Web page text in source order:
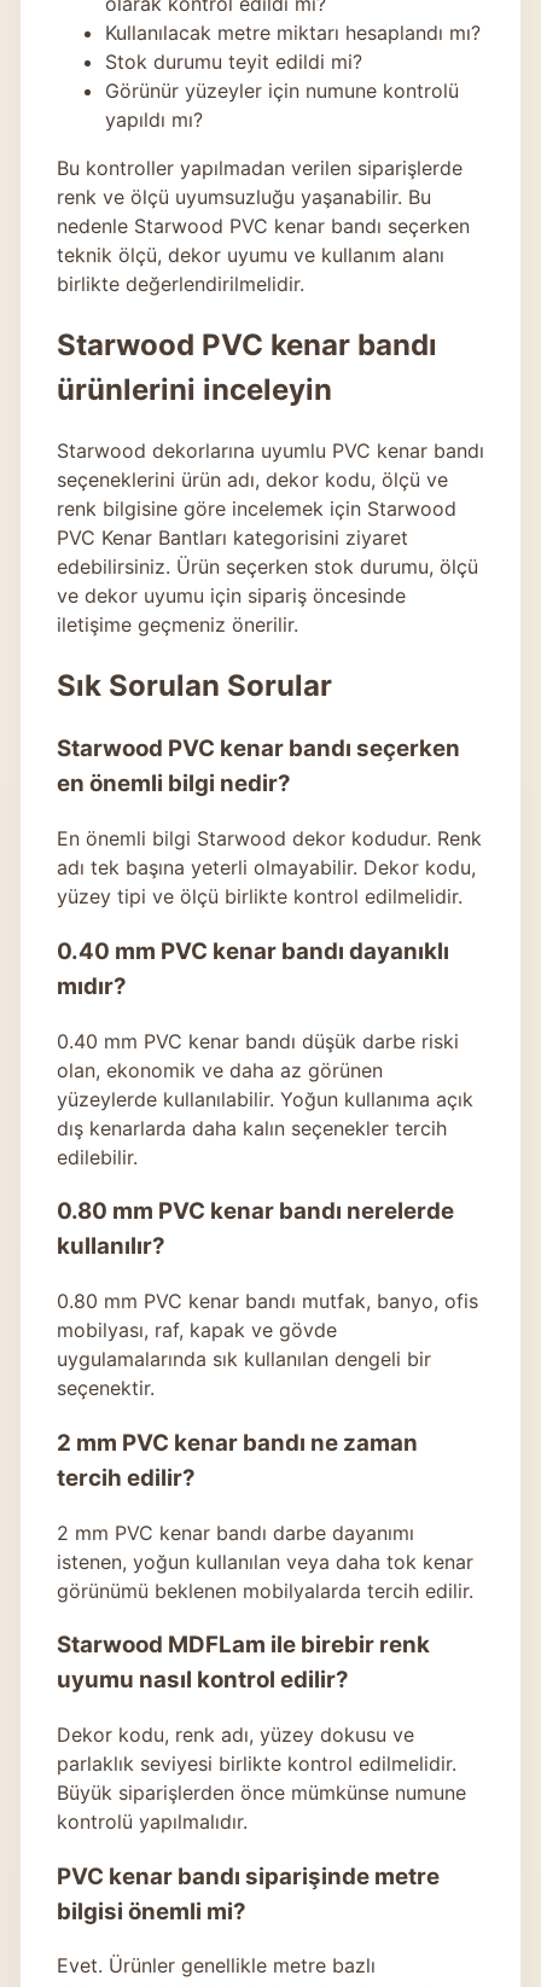
Kullanılacak metre miktarı hesaplandı mı?
Stok durumu teyit edildi mi?
Görünür yüzeyler için numune kontrolü
yapıldı mı?
Bu kontroller yapılmadan verilen siparişlerde
renk ve ölçü uyumsuzluğu yaşanabilir. Bu
nedenle Starwood PVC kenar bandı seçerken
teknik ölçü, dekor uyumu ve kullanım alanı
birlikte değerlendirilmelidir.
Starwood PVC kenar bandı
ürünlerini inceleyin
Starwood dekorlarına uyumlu PVC kenar bandı
seçeneklerini ürün adı, dekor kodu, ölçü ve
renk bilgisine göre incelemek için Starwood
PVC Kenar Bantları kategorisini ziyaret
edebilirsiniz. Ürün seçerken stok durumu, ölçü
ve dekor uyumu için sipariş öncesinde
iletişime geçmeniz önerilir.
Sık Sorulan Sorular
Starwood PVC kenar bandı seçerken
en önemli bilgi nedir?
En önemli bilgi Starwood dekor kodudur. Renk
adı tek başına yeterli olmayabilir. Dekor kodu,
yüzey tipi ve ölçü birlikte kontrol edilmelidir.
0.40 mm PVC kenar bandı dayanıklı
mıdır?
0.40 mm PVC kenar bandı düşük darbe riski
olan, ekonomik ve daha az görünen
yüzeylerde kullanılabilir. Yoğun kullanıma açık
dış kenarlarda daha kalın seçenekler tercih
edilebilir.
0.80 mm PVC kenar bandı nerelerde
kullanılır?
0.80 mm PVC kenar bandı mutfak, banyo, ofis
mobilyası, raf, kapak ve gövde
uygulamalarında sık kullanılan dengeli bir
seçenektir.
2 mm PVC kenar bandı ne zaman
tercih edilir?
2 mm PVC kenar bandı darbe dayanımı
istenen, yoğun kullanılan veya daha tok kenar
görünümü beklenen mobilyalarda tercih edilir.
Starwood MDFLam ile birebir renk
uyumu nasıl kontrol edilir?
Dekor kodu, renk adı, yüzey dokusu ve
parlaklık seviyesi birlikte kontrol edilmelidir.
Büyük siparişlerden önce mümkünse numune
kontrolü yapılmalıdır.
PVC kenar bandı siparişinde metre
bilgisi önemli mi?
Evet. Ürünler genellikle metre bazlı